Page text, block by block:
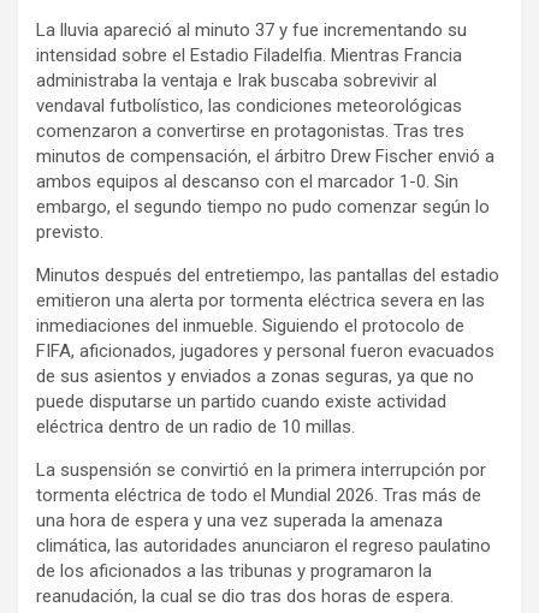
e
m
e
n
t
:
La lluvia apareció al minuto 37 y fue incrementando su
intensidad sobre el Estadio Filadelfia. Mientras Francia
administraba la ventaja e Irak buscaba sobrevivir al
vendaval futbolístico, las condiciones meteorológicas
comenzaron a convertirse en protagonistas. Tras tres
minutos de compensación, el árbitro Drew Fischer envió a
ambos equipos al descanso con el marcador 1-0. Sin
embargo, el segundo tiempo no pudo comenzar según lo
previsto.
Minutos después del entretiempo, las pantallas del estadio
emitieron una alerta por tormenta eléctrica severa en las
inmediaciones del inmueble. Siguiendo el protocolo de
FIFA, aficionados, jugadores y personal fueron evacuados
de sus asientos y enviados a zonas seguras, ya que no
puede disputarse un partido cuando existe actividad
eléctrica dentro de un radio de 10 millas.
La suspensión se convirtió en la primera interrupción por
tormenta eléctrica de todo el Mundial 2026. Tras más de
una hora de espera y una vez superada la amenaza
climática, las autoridades anunciaron el regreso paulatino
de los aficionados a las tribunas y programaron la
reanudación, la cual se dio tras dos horas de espera.